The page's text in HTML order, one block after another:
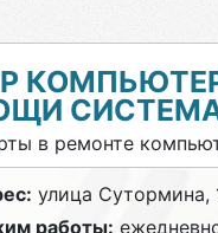
в ремонте
улица Сутормина,
работы: